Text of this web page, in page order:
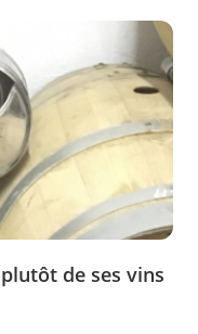
de ses vins